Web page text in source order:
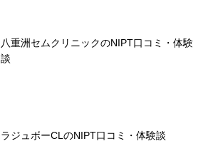
八重洲セムクリニックのNIPT口コミ・体験
談
ラジュボーCLのNIPT口コミ・体験談